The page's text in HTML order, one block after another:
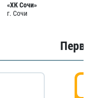
«ХК Сочи»
г. Сочи